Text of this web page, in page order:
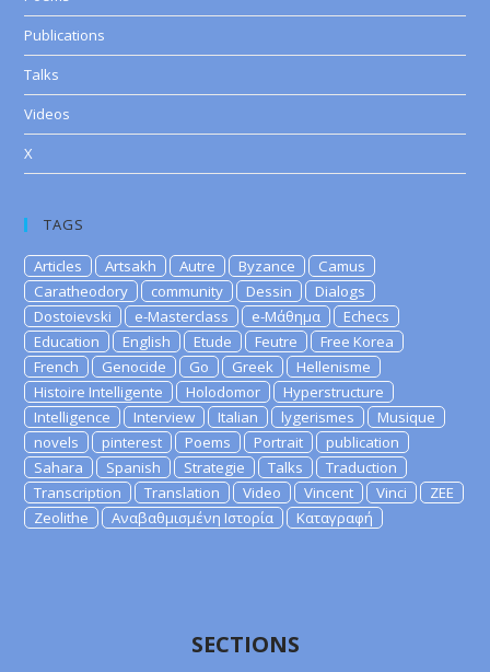
Publications
Talks
Videos
X
TAGS
Articles Artsakh Autre Byzance
Camus
Caratheodory
community Dessin
Dialogs
Dostoievski
e-Masterclass e-Μάθημα
Echecs
Education
English Etude Feutre
Free Korea
French
Genocide Go Greek
Hellenisme
Histoire Intelligente
Holodomor
Hyperstructure
Intelligence
Interview Italian lygerismes
Musique
novels
pinterest Poems Portrait
publication
Sahara
Spanish Strategie Talks
Traduction
Transcription
Translation Video Vincent Vinci
ZEE
Zeolithe
Αναβαθμισμένη Ιστορία Καταγραφή
SECTIONS